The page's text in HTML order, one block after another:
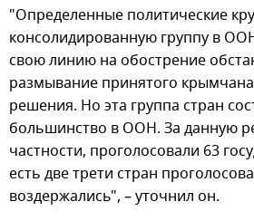
"Определенные политические
консолидированную группу в
свою линию на обострение
размывание принятого
решения. Но эта группа стран
большинство в ООН. За данную
частности, проголосовали 63
есть две трети стран
воздержались", – уточнил он.